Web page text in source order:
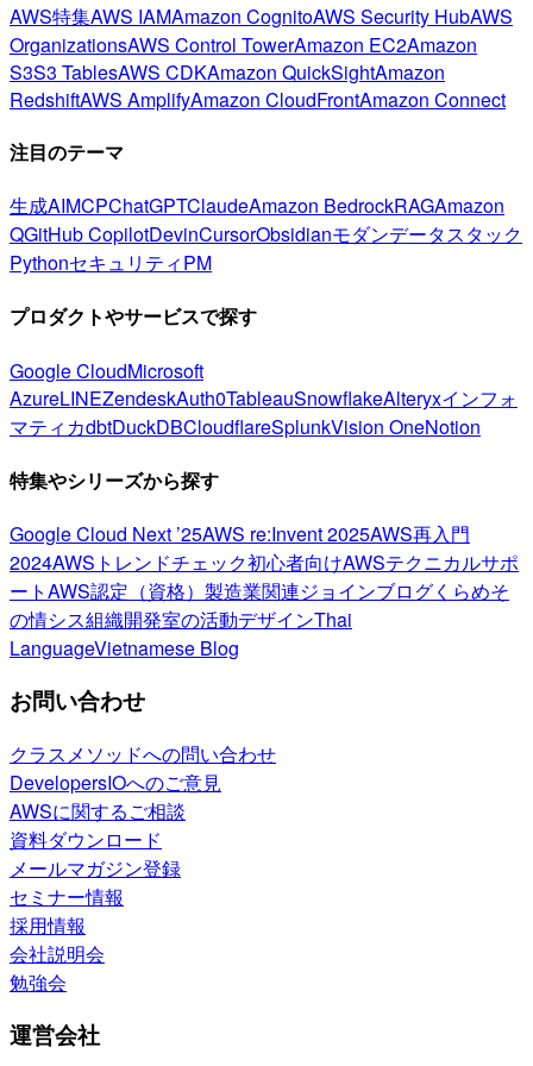
AWS特集AWS IAMAmazon CognitoAWS Security HubAWS
OrganizationsAWS Control TowerAmazon EC2Amazon
S3S3 TablesAWS CDKAmazon QuickSightAmazon
RedshiftAWS AmplifyAmazon CloudFrontAmazon Connect
注目のテーマ
生成AIMCPChatGPTClaudeAmazon BedrockRAGAmazon
QGitHub CopilotDevinCursorObsidianモダンデータスタック
PythonセキュリティPM
プロダクトやサービスで探す
Google CloudMicrosoft
AzureLINEZendeskAuth0TableauSnowflakeAlteryxインフォ
マティカdbtDuckDBCloudflareSplunkVision OneNotion
特集やシリーズから探す
Google Cloud Next ’25AWS re:Invent 2025AWS再入門
2024AWSトレンドチェック初心者向けAWSテクニカルサポ
ートAWS認定（資格） 製造業関連ジョインブログくらめそ
の情シス組織開発室の活動デザインThai
LanguageVietnamese Blog
お問い合わせ
クラスメソッドへの問い合わせ
DevelopersIOへのご意見
AWSに関するご相談
資料ダウンロード
メールマガジン登録
セミナー情報
採用情報
会社説明会
勉強会
運営会社